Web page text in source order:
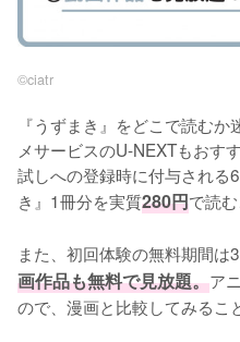
©︎ciatr
『うずまき』をどこで読む
メサービスのU-NEXTもおす
試しへの登録時に付与される
き』1冊分を実質280円で読
また、初回体験の無料期間は
画作品も無料で見放題。ア
ので、漫画と比較してみるこ